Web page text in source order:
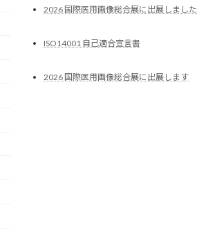
2026 国際医用画像総合展に出展しました
ISO14001 自己適合宣言書
2026 国際医用画像総合展に出展します